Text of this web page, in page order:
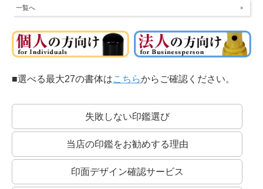
一覧へ
■選べる最大27の書体はこちらからご確認ください。
失敗しない印鑑選び
当店の印鑑をお勧めする理由
印面デザイン確認サービス